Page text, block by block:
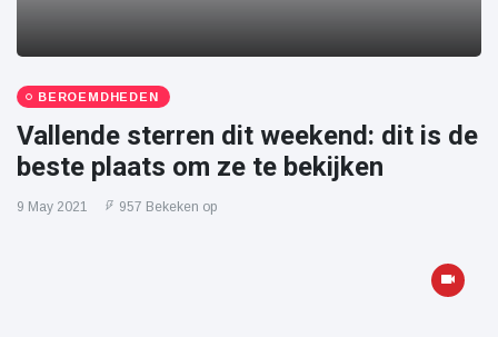
BEROEMDHEDEN
Vallende sterren dit weekend: dit is de
beste plaats om ze te bekijken
9 May 2021 957 Bekeken op